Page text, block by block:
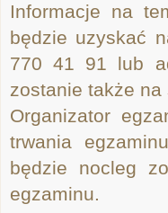
Informacje na
będzie uzyskać
770 41 91 lub
zostanie także
Organizator
trwania
będzie nocleg
egzaminu.